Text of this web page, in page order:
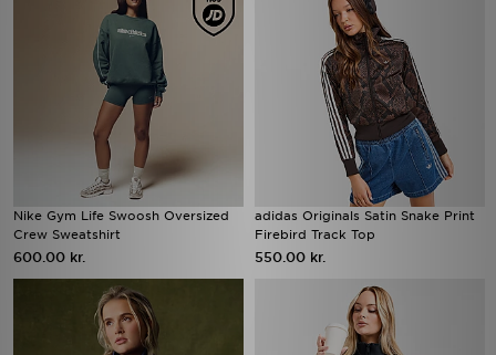
Nike Gym Life Swoosh Oversized
Crew Sweatshirt
600.00 kr.
adidas Originals Satin Snake Print
Firebird Track Top
550.00 kr.